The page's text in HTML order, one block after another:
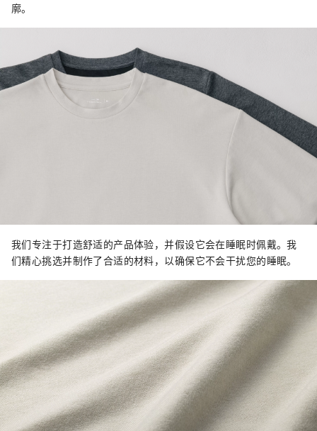
廓。
我们专注于打造舒适的产品体验，并假设它会在睡眠时佩戴。我
们精心挑选并制作了合适的材料，以确保它不会干扰您的睡眠。